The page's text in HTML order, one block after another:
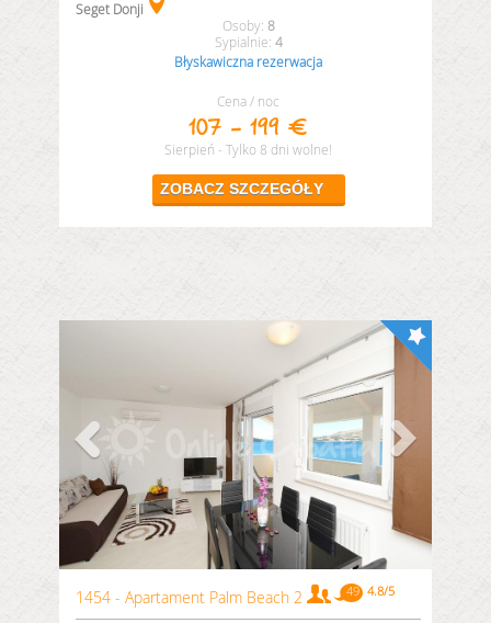
Seget Donji
8
4
Błyskawiczna rezerwacja
Cena / noc
107 - 199 €
Sierpień - Tylko 8 dni wolne!
1454 - Apartament Palm Beach 2